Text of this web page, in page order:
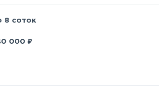
8 соток
000 ₽